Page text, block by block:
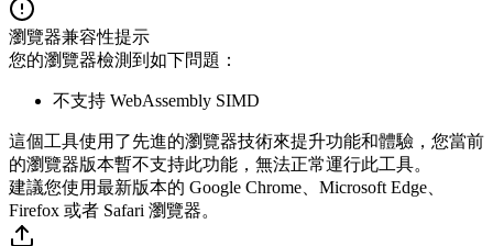
瀏覽器兼容性提示
您的瀏覽器檢測到如下問題：
不支持 WebAssembly SIMD
這個工具使用了先進的瀏覽器技術來提升功能和體驗，您當前
的瀏覽器版本暫不支持此功能，無法正常運行此工具。
建議您使用最新版本的 Google Chrome、Microsoft Edge、
Firefox 或者 Safari 瀏覽器。